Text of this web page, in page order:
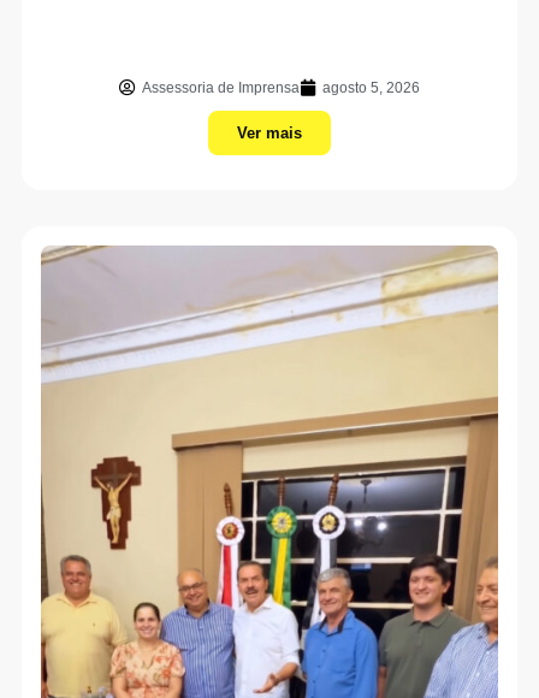
Assessoria de Imprensa agosto 5, 2026
Ver mais